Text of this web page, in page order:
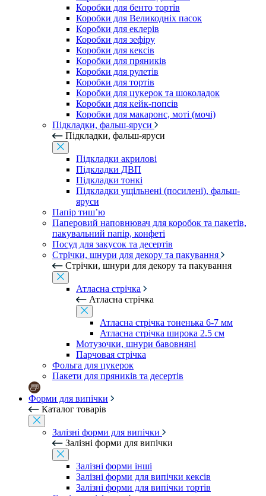
Коробки для бенто тортів
Коробки для Великодніх пасок
Коробки для еклерів
Коробки для зефіру
Коробки для кексів
Коробки для пряників
Коробки для рулетів
Коробки для тортів
Коробки для цукерок та шоколадок
Коробки для кейк-попсів
Коробки для макаронс, моті (мочі)
Підкладки, фальш-яруси
Підкладки, фальш-яруси
Підкладки акрилові
Підкладки ДВП
Підкладки тонкі
Підкладки ущільнені (посилені), фальш-
яруси
Папір тиш’ю
Паперовий наповнювач для коробок та пакетів,
пакувальний папір, конфеті
Посуд для закусок та десертів
Стрічки, шнури для декору та пакування
Стрічки, шнури для декору та пакування
Атласна стрічка
Атласна стрічка
Атласна стрічка тоненька 6-7 мм
Атласна стрічка широка 2.5 см
Мотузочки, шнури бавовняні
Парчовая стрічка
Фольга для цукерок
Пакети для пряників та десертів
Форми для випічки
Каталог товарів
Залізні форми для випічки
Залізні форми для випічки
Залізні форми інші
Залізні форми для випічки кексів
Залізні форми для випічки тортів